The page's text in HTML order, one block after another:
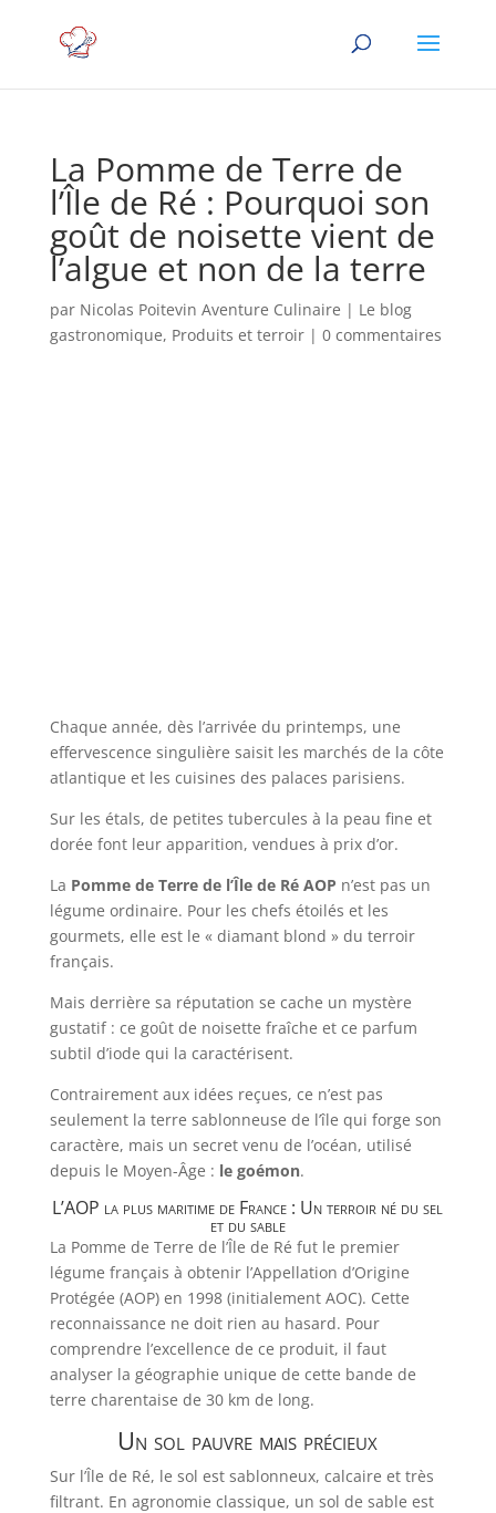
La Pomme de Terre de
l’Île de Ré : Pourquoi son
goût de noisette vient de
l’algue et non de la terre
par Nicolas Poitevin Aventure Culinaire | Le blog
gastronomique, Produits et terroir| 0 commentaires
Chaque année, dès l’arrivée du printemps, une
effervescence singulière saisit les marchés de la côte
atlantique et les cuisines des palaces parisiens.
Sur les étals, de petites tubercules à la peau fine et
dorée font leur apparition, vendues à prix d’or.
La Pomme de Terre de l’Île de Ré AOP n’est pas un
légume ordinaire. Pour les chefs étoilés et les
gourmets, elle est le « diamant blond » du terroir
français.
Mais derrière sa réputation se cache un mystère
gustatif : ce goût de noisette fraîche et ce parfum
subtil d’iode qui la caractérisent.
Contrairement aux idées reçues, ce n’est pas
seulement la terre sablonneuse de l’île qui forge son
caractère, mais un secret venu de l’océan, utilisé
depuis le Moyen-Âge : le goémon.
L’AOP la plus maritime de France : Un terroir né du sel
et du sable
La Pomme de Terre de l’Île de Ré fut le premier
légume français à obtenir l’Appellation d’Origine
Protégée (AOP) en 1998 (initialement AOC). Cette
reconnaissance ne doit rien au hasard. Pour
comprendre l’excellence de ce produit, il faut
analyser la géographie unique de cette bande de
terre charentaise de 30 km de long.
Un sol pauvre mais précieux
Sur l’Île de Ré, le sol est sablonneux, calcaire et très
filtrant. En agronomie classique, un sol de sable est